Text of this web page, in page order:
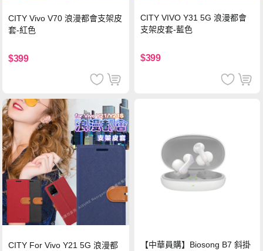
CITY Vivo V70 浪漫都會支架皮
套-紅色
$399
CITY VIVO Y31 5G 浪漫都會
支架皮套-藍色
$399
CITY For Vivo Y21 5G 浪漫都
【中華員購】Biosong B7 斜掛